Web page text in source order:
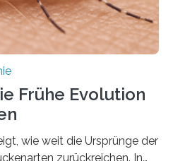
Frühe Evolution
wie weit die Ursprünge der
zurückreichen. In